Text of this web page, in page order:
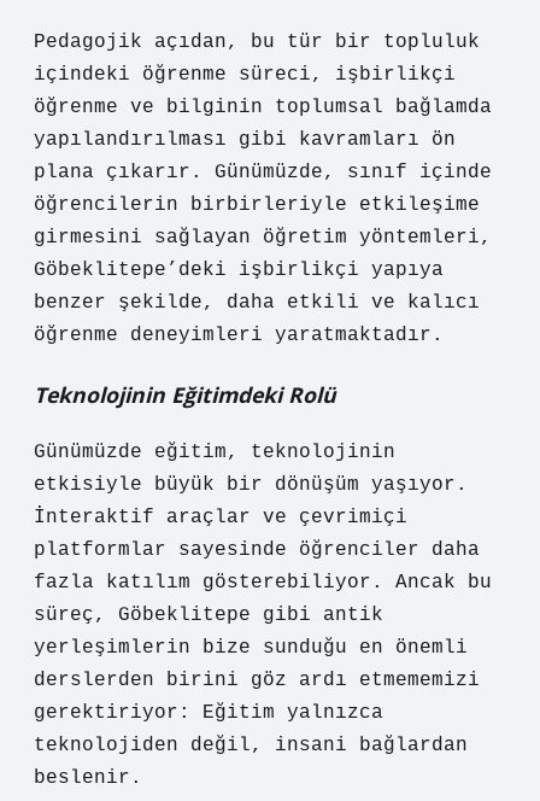
Pedagojik açıdan, bu tür bir topluluk
içindeki öğrenme süreci, işbirlikçi
öğrenme ve bilginin toplumsal bağlamda
yapılandırılması gibi kavramları ön
plana çıkarır. Günümüzde, sınıf içinde
öğrencilerin birbirleriyle etkileşime
girmesini sağlayan öğretim yöntemleri,
Göbeklitepe’deki işbirlikçi yapıya
benzer şekilde, daha etkili ve kalıcı
öğrenme deneyimleri yaratmaktadır.
Teknolojinin Eğitimdeki Rolü
Günümüzde eğitim, teknolojinin
etkisiyle büyük bir dönüşüm yaşıyor.
İnteraktif araçlar ve çevrimiçi
platformlar sayesinde öğrenciler daha
fazla katılım gösterebiliyor. Ancak bu
süreç, Göbeklitepe gibi antik
yerleşimlerin bize sunduğu en önemli
derslerden birini göz ardı etmememizi
gerektiriyor: Eğitim yalnızca
teknolojiden değil, insani bağlardan
beslenir.